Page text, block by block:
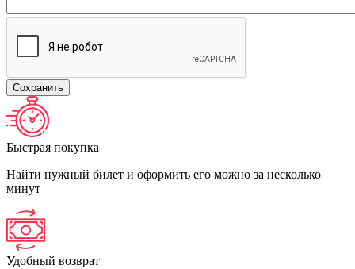
Быстрая покупка
Найти нужный билет и оформить его можно за несколько
минут
Удобный возврат